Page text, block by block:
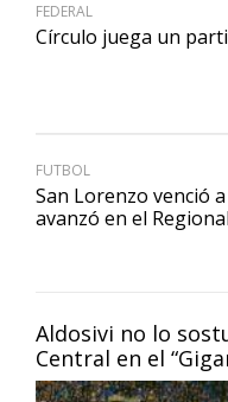
Aldosivi no lo
Central en el
FEDERAL
Círculo juega un
FUTBOL
San Lorenzo venció
avanzó en el